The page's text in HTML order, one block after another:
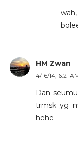
HM Zwan
4/16/14, 6:21
Dan
trmsk yg
hehe